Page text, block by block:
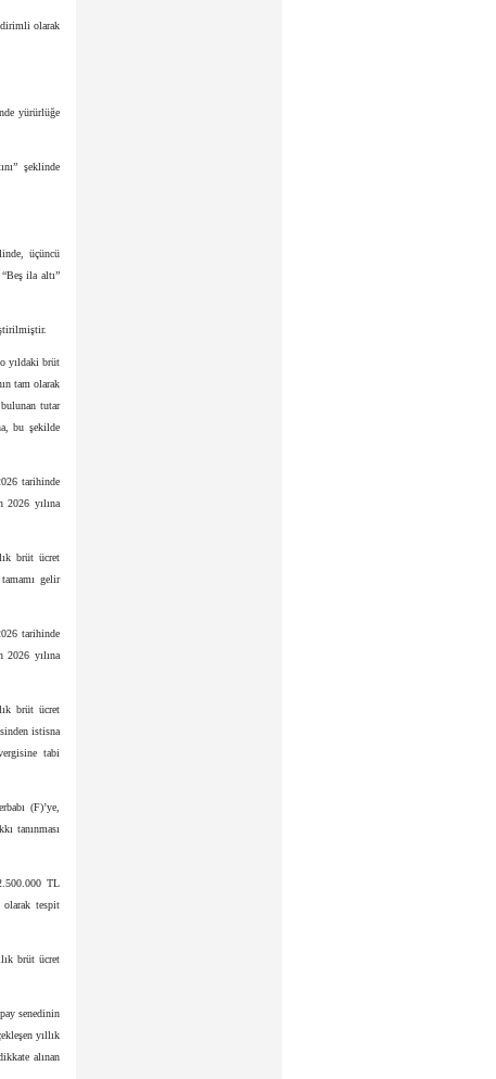
olarak
yürürlüğe
şeklinde
üçüncü
ila altı”
o yıldaki brüt
tam olarak
tutar
bu şekilde
tarihinde
2026 yılına
brüt ücret
gelir
tarihinde
2026 yılına
brüt ücret
istisna
tabi
(F)’ye,
tanınması
TL
tespit
brüt ücret
senedinin
yıllık
alınan